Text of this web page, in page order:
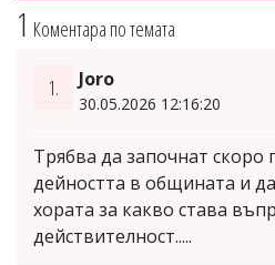
1 Коментара по темата
1. Joro
30.05.2026 12:16:20
Трябва да започнат скоро
дейността в общината и
хората за какво става
действителност.....